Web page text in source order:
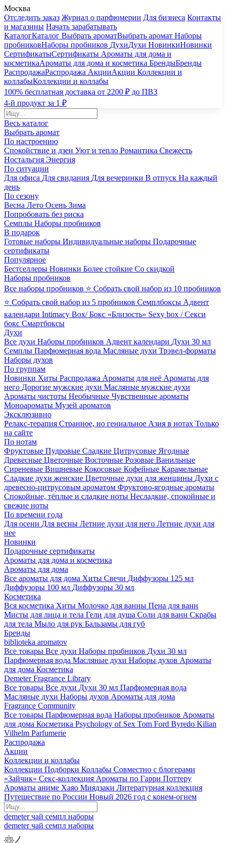
Москва
Отследить заказ Журнал о парфюмерии Для бизнеса Контакты
и магазины Начать зарабатывать
КаталогКаталог Выбрать ароматВыбрать аромат Наборы
пробниковНаборы пробников ДухиДухи НовинкиНовинки
СертификатыСертификаты Ароматы для дома и
косметикаАроматы для дома и косметика БрендыБренды
РаспродажаРаспродажа АкцииАкции Коллекции и
коллабыКоллекции и коллабы
100% бесплатная доставка от 2200 ₽ до ПВЗ
4-й продукт за 1 ₽
Весь каталог
Выбрать аромат
По настроению
Спокойствие и дзен Уют и тепло Романтика Свежесть
Ностальгия Энергия
По ситуации
Для офиса Для свидания Для вечеринки В отпуск На каждый
день
По сезону
Весна Лето Осень Зима
Попробовать без риска
Семплы Наборы пробников
В подарок
Готовые наборы Индивидуальные наборы Подарочные
сертификаты
Популярное
Бестселлеры Новинки Более стойкие Со скидкой
Наборы пробников
Все наборы пробников ⭐ Собрать свой набор из 10 пробников
⭐ Собрать свой набор из 5 пробников Семплбоксы Адвент
календари Intimacy Box/ Бокс «Близость» Sexy box / Секси
бокс Смартбоксы
Духи
Все духи Наборы пробников Адвент календари Духи 30 мл
Семплы Парфюмерная вода Масляные духи Трэвел-форматы
Наборы духов
По группам
Новинки Хиты Распродажа Ароматы для неё Ароматы для
него Дорогие мужские духи Масляные мужские духи
Ароматы чистоты Необычные Чувственные ароматы
Моноароматы Музей ароматов
Эксклюзивно
Релакс-терапия Странное, но гениальное Азия в нотах Только
на сайте
По нотам
Фруктовые Пудровые Сладкие Цитрусовые Ягодные
Древесные Цветочные Восточные Розовые Ванильные
Сиреневые Вишневые Кокосовые Кофейные Карамельные
Сладкие духи женские Цветочные духи для женщины Духи с
древесно-цитрусовым ароматом Фруктово-ягодные ароматы
Спокойные, тёплые и сладкие ноты Несладкие, спокойные и
свежие ноты
По времени года
Для осени Для весны Летние духи для него Летние духи для
нее
Новинки
Подарочные сертификаты
Ароматы для дома и косметика
Ароматы для дома
Все ароматы для дома Хиты Свечи Диффузоры 125 мл
Диффузоры 100 мл Диффузоры 30 мл
Косметика
Вся косметика Хиты Молочко для ванны Пена для ванн
Мисты для лица и тела Гели для душа Соли для ванн Скрабы
для тела Мыло для рук Бальзамы для губ
Бренды
biblioteka aromatov
Все товары Все духи Наборы пробников Духи 30 мл
Парфюмерная вода Масляные духи Наборы духов Ароматы
для дома Косметика
Demeter Fragrance Library
Все товары Все духи Духи 30 мл Парфюмерная вода
Масляные духи Наборы духов Ароматы для дома
Fragrance Community
Все товары Парфюмерная вода Наборы пробников Ароматы
для дома Косметика Psychology of Sex Tom Ford Byredo Kilian
Vilhelm Parfumerie
Распродажа
Акции
Коллекции и коллабы
Коллекции Подборки Коллабы Совместно с блогерами
«Зайчик» Секс-коллекция Ароматы по Гарри Поттеру
Ароматы аниме Хаяо Миядзаки Литературная коллекция
Путешествие по России Новый 2026 год с конем-огнем
demeterчай семпл наборы
demeterчай семпл наборы